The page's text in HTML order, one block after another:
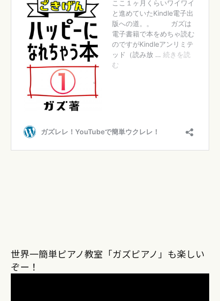
世界一簡単ピアノ教室「ガズピアノ」も楽しい
ぞー！